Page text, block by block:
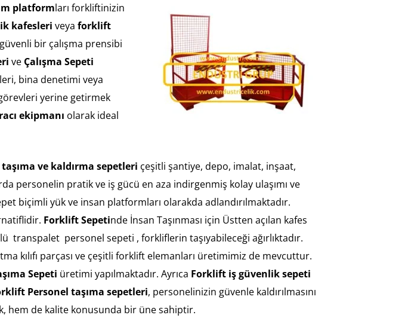
platformları forkliftinizin
kafesleri veya forklift
bir çalışma prensibi
ve Çalışma Sepeti
bina denetimi veya
yerine getirmek
ekipmanı olarak ideal
ve kaldırma sepetleri çeşitli şantiye, depo, imalat, inşaat,
personelin pratik ve iş gücü en aza indirgenmiş kolay ulaşımı ve
biçimli yük ve insan platformları olarakda adlandırılmaktadır.
Forklift Sepetinde İnsan Taşınması için Üstten açılan kafes
transpalet personel sepeti , forkliflerin taşıyabileceği ağırlıktadır.
kılıfı parçası ve çeşitli forklift elemanları üretimimiz de mevcuttur.
Sepeti üretimi yapılmaktadır. Ayrıca Forklift iş güvenlik sepeti
Personel taşıma sepetleri, personelinizin güvenle kaldırılmasını
hem de kalite konusunda bir üne sahiptir.